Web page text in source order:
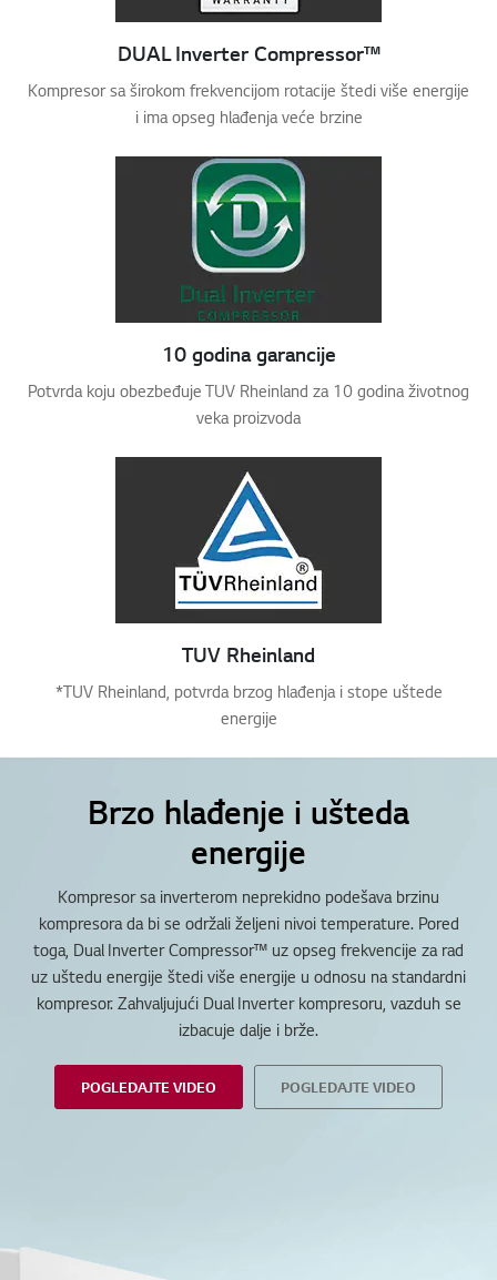
DUAL Inverter Compressor™
Kompresor sa širokom frekvencijom rotacije štedi više energije
i ima opseg hlađenja veće brzine
10 godina garancije
Potvrda koju obezbeđuje TUV Rheinland za 10 godina životnog
veka proizvoda
TUV Rheinland
*TUV Rheinland, potvrda brzog hlađenja i stope uštede
energije
Brzo hlađenje i ušteda
energije
Kompresor sa inverterom neprekidno podešava brzinu
kompresora da bi se održali željeni nivoi temperature. Pored
toga, Dual Inverter Compressor™ uz opseg frekvencije za rad
uz uštedu energije štedi više energije u odnosu na standardni
kompresor. Zahvaljujući Dual Inverter kompresoru, vazduh se
izbacuje dalje i brže.
POGLEDAJTE VIDEO POGLEDAJTE VIDEO